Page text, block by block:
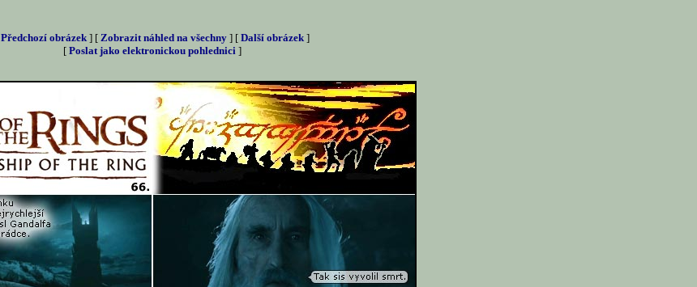
Předchozí obrázek ] [ Zobrazit náhled na všechny ] [ Další obrázek ]
[ Poslat jako elektronickou pohlednici ]